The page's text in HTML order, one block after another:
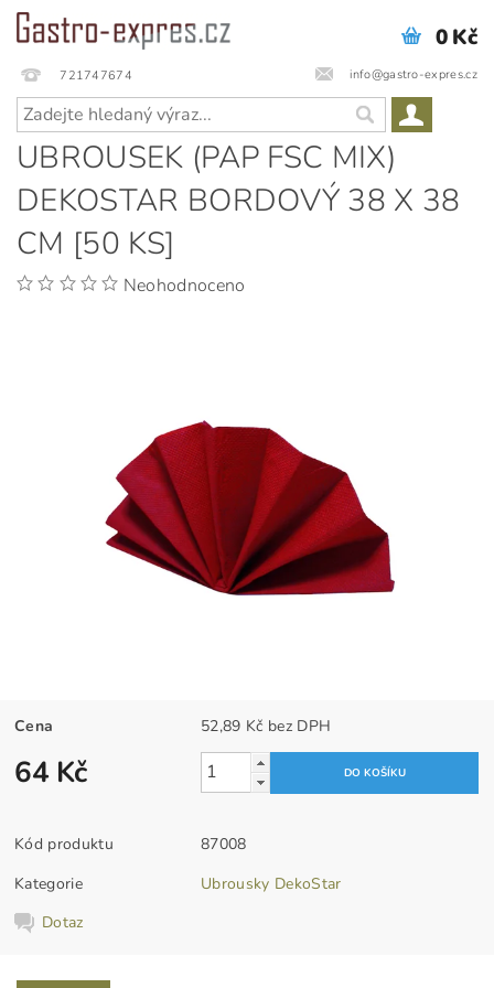
721747674 info@gastro-expres.cz
0 Kč
UBROUSEK (PAP FSC MIX)
DEKOSTAR BORDOVÝ 38 X 38
CM [50 KS]
Neohodnoceno
Cena 52,89 Kč bez DPH
64 Kč
Kód produktu
87008
Kategorie
Ubrousky DekoStar
Dotaz